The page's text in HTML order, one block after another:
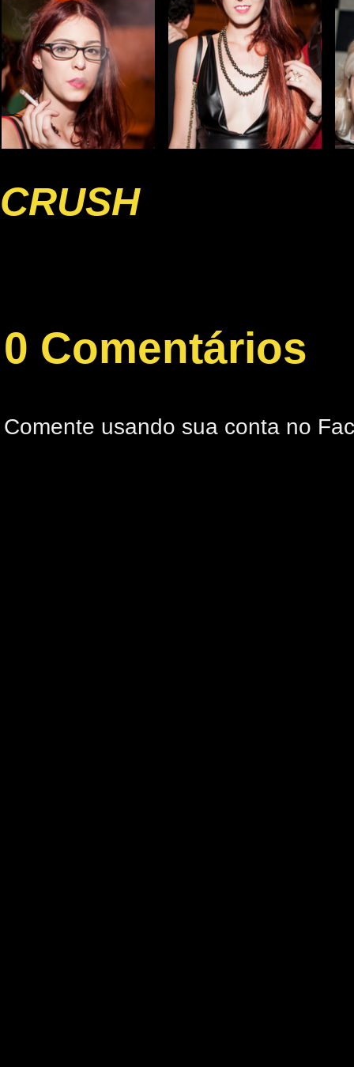
CRUSH
0 Comentários
Comente usando sua conta no